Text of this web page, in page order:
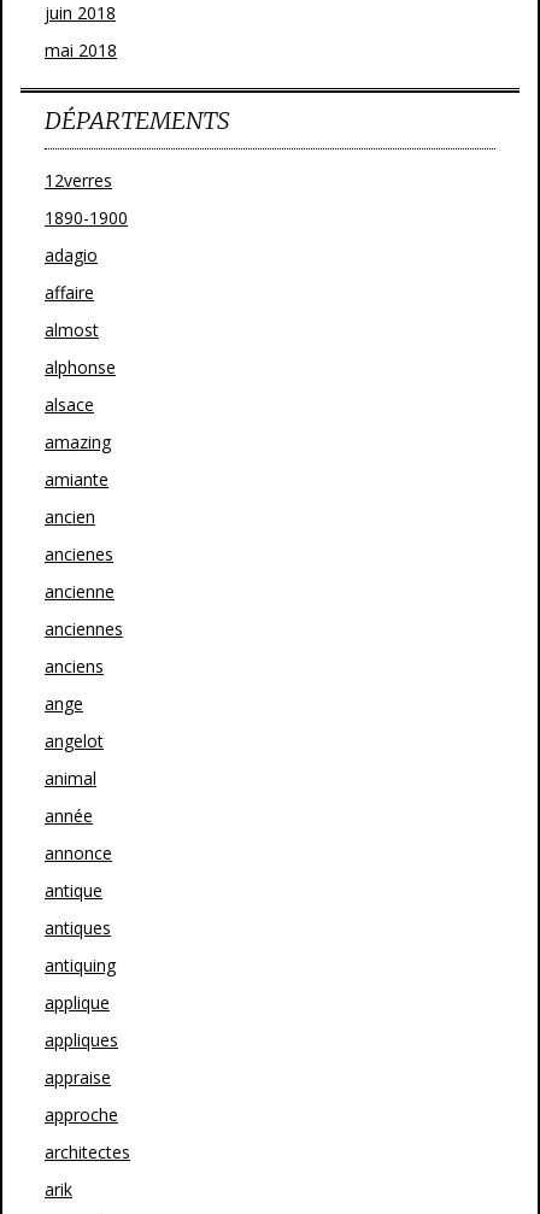
juin 2018
mai 2018
DÉPARTEMENTS
12verres
1890-1900
adagio
affaire
almost
alphonse
alsace
amazing
amiante
ancien
ancienes
ancienne
anciennes
anciens
ange
angelot
animal
année
annonce
antique
antiques
antiquing
applique
appliques
appraise
approche
architectes
arik